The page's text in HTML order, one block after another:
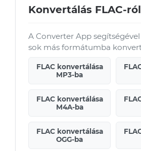
Konvertálás FLAC-ról
A Converter App
sok más formátumba
FLAC konvertálása
MP3-ba
FLAC konvertálása
M4A-ba
FLAC konvertálása
OGG-ba